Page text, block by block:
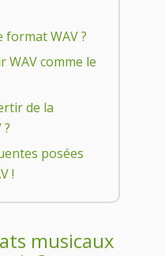
format WAV ?
WAV comme le
de la
posées
!
musicaux